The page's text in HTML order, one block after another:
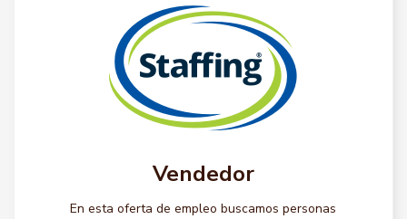
Vendedor
En esta oferta de empleo buscamos personas